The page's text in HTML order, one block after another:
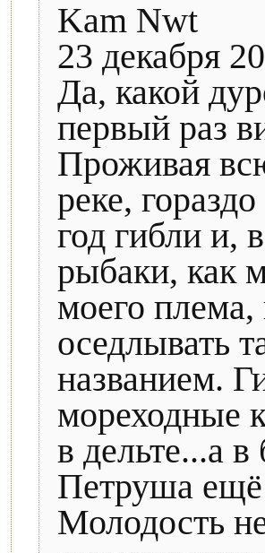
Kam Nwt
23 декабря
Да, какой
первый раз
Проживая
реке,
год гибли и,
рыбаки, как
моего
оседлывать
названием.
мореходные
в дельте...а
Петруша
Молодость